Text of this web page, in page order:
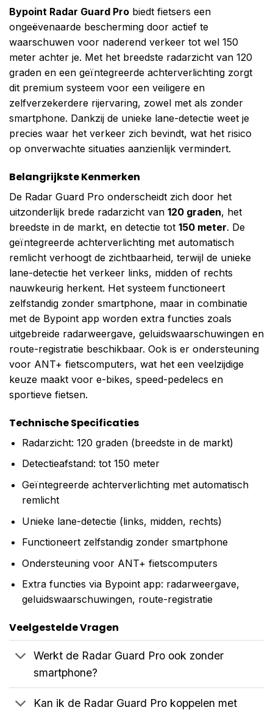
Bypoint Radar Guard Pro biedt fietsers een
ongeëvenaarde bescherming door actief te
waarschuwen voor naderend verkeer tot wel 150
meter achter je. Met het breedste radarzicht van 120
graden en een geïntegreerde achterverlichting zorgt
dit premium systeem voor een veiligere en
zelfverzekerdere rijervaring, zowel met als zonder
smartphone. Dankzij de unieke lane-detectie weet je
precies waar het verkeer zich bevindt, wat het risico
op onverwachte situaties aanzienlijk vermindert.
Belangrijkste Kenmerken
De Radar Guard Pro onderscheidt zich door het
uitzonderlijk brede radarzicht van 120 graden, het
breedste in de markt, en detectie tot 150 meter. De
geïntegreerde achterverlichting met automatisch
remlicht verhoogt de zichtbaarheid, terwijl de unieke
lane-detectie het verkeer links, midden of rechts
nauwkeurig herkent. Het systeem functioneert
zelfstandig zonder smartphone, maar in combinatie
met de Bypoint app worden extra functies zoals
uitgebreide radarweergave, geluidswaarschuwingen en
route-registratie beschikbaar. Ook is er ondersteuning
voor ANT+ fietscomputers, wat het een veelzijdige
keuze maakt voor e-bikes, speed-pedelecs en
sportieve fietsen.
Technische Specificaties
Radarzicht: 120 graden (breedste in de markt)
Detectieafstand: tot 150 meter
Geïntegreerde achterverlichting met automatisch
remlicht
Unieke lane-detectie (links, midden, rechts)
Functioneert zelfstandig zonder smartphone
Ondersteuning voor ANT+ fietscomputers
Extra functies via Bypoint app: radarweergave,
geluidswaarschuwingen, route-registratie
Veelgestelde Vragen
Werkt de Radar Guard Pro ook zonder
smartphone?
Kan ik de Radar Guard Pro koppelen met